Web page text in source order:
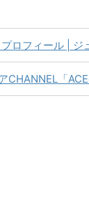
プロフィール |
CHANNEL「